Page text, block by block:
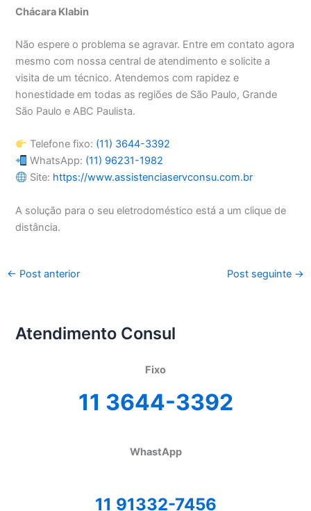
Chácara Klabin
Não espere o problema se agravar. Entre em contato agora
mesmo com nossa central de atendimento e solicite a
visita de um técnico. Atendemos com rapidez e
honestidade em todas as regiões de São Paulo, Grande
São Paulo e ABC Paulista.
Telefone fixo: (11) 3644-3392
WhatsApp: (11) 96231-1982
Site: https://www.assistenciaservconsu.com.br
A solução para o seu eletrodoméstico está a um clique de
distância.
← Post anterior Post seguinte →
Atendimento Consul
Fixo
11 3644-3392
WhastApp
11 91332-7456